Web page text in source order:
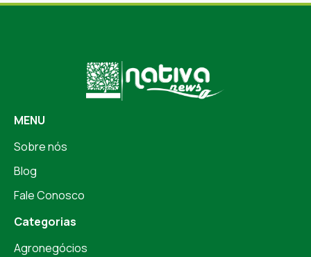
MENU
Sobre nós
Blog
Fale Conosco
Categorias
Agronegócios